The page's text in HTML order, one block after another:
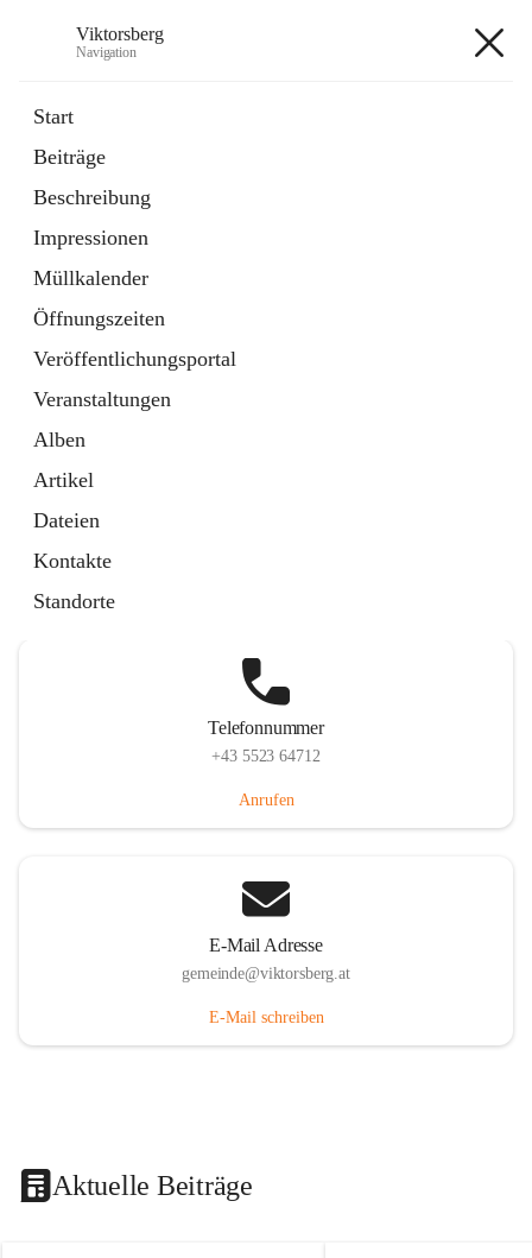
Viktorsberg
Navigation
Start
Beiträge
Beschreibung
Impressionen
Müllkalender
Öffnungszeiten
Veröffentlichungsportal
Veranstaltungen
Alben
Artikel
Dateien
Kontakte
Standorte
1 Schnellzugriff
Bürgerservice
10 Schnellzugriffe
Telefonnummer
+43 5523 64712
Anrufen
E-Mail Adresse
gemeinde@viktorsberg.at
E-Mail schreiben
Aktuelle Beiträge